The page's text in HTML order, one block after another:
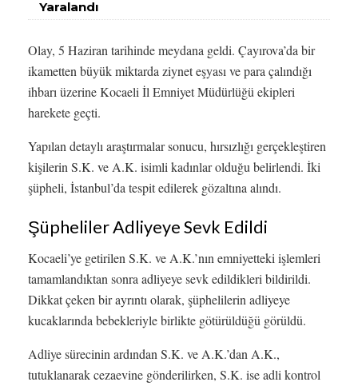
Yaralandı
Olay, 5 Haziran tarihinde meydana geldi. Çayırova’da bir
ikametten büyük miktarda ziynet eşyası ve para çalındığı
ihbarı üzerine Kocaeli İl Emniyet Müdürlüğü ekipleri
harekete geçti.
Yapılan detaylı araştırmalar sonucu, hırsızlığı gerçekleştiren
kişilerin S.K. ve A.K. isimli kadınlar olduğu belirlendi. İki
şüpheli, İstanbul’da tespit edilerek gözaltına alındı.
Şüpheliler Adliyeye Sevk Edildi
Kocaeli’ye getirilen S.K. ve A.K.’nın emniyetteki işlemleri
tamamlandıktan sonra adliyeye sevk edildikleri bildirildi.
Dikkat çeken bir ayrıntı olarak, şüphelilerin adliyeye
kucaklarında bebekleriyle birlikte götürüldüğü görüldü.
Adliye sürecinin ardından S.K. ve A.K.’dan A.K.,
tutuklanarak cezaevine gönderilirken, S.K. ise adli kontrol